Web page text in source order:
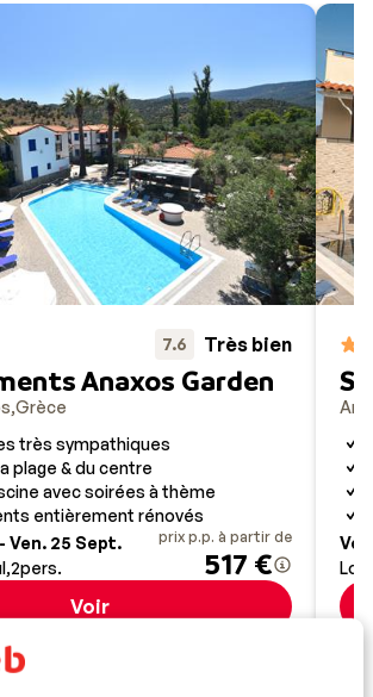
7.6 Très bien
Anaxos Garden
Grèce
très sympathiques
plage & du centre
avec soirées à thème
entièrement rénovés
Ven. 25 Sept.
2pers.
prix p.p. à partir de
517 €
Voir